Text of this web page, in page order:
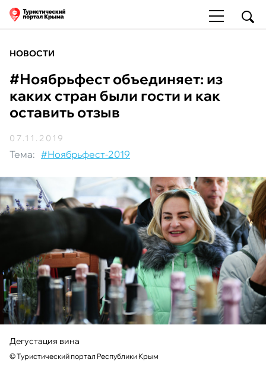
НОВОСТИ
#Ноябрьфест объединяет: из
каких стран были гости и как
оставить отзыв
07.11.2019
Тема: #Ноябрьфест-2019
Дегустация вина
©Туристический портал Республики Крым